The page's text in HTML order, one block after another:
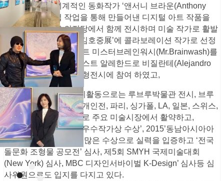
김리원작가는 세계적인 동화작가 ‘앤서니 브라운(Anthony
Browne)’과 협업 작업을 통해 만들어낸 디지털 아트 작품을
NFT발행 및 예술의전당에서 함께 전시하며 미술 작가로 활발
히 활약하는 등, 가수 ‘김호중展’에 콜라보레이션 작가로 선정
되어 프랑스 팝 아티스트 미스터브레인워시(Mr.Brainwash)를
비롯해 세계적 팝 아티스트 알레한드로 비질란테(Alejandro
Vigilante)등과 함께 대형전시에 참여 하였고,
김리원작가의 해외전시활동으로는 루브루박물관 전시, 브루
나이왕국 개인전, 뉴욕개인전, 파리, 싱가폴, LA, 일본, 스위스,
홍콩, 중국등 세계적으로 주요 미술시장에서 활약하고,
2014‘동경아트페어 최우수작가상 수상’, 2015’동남아시아아
트페어 대상수상‘등 수 많은 수상으로 실력을 입증하고 ‘전국
돌문화 조형물 공모전’ 심사, 제5회 SMYH 국제미술대회
(New York) 심사, MBC 디자인서바이벌 K-Design’ 심사등 심
사위원으로도 입지를 다지고 있다.